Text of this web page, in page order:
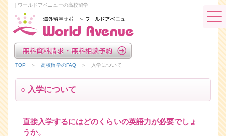
｜ワールドアベニューの高校留学
TOP ＞ 高校留学のFAQ ＞ 入学について
○ 入学について
直接入学するにはどのくらいの英語力が必要でしょ
うか。